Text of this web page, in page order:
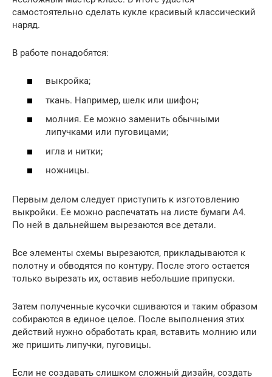
самостоятельно сделать кукле красивый классический
наряд.
В работе понадобятся:
выкройка;
ткань. Например, шелк или шифон;
молния. Ее можно заменить обычными
липучками или пуговицами;
игла и нитки;
ножницы.
Первым делом следует приступить к изготовлению
выкройки. Ее можно распечатать на листе бумаги А4.
По ней в дальнейшем вырезаются все детали.
Все элементы схемы вырезаются, прикладываются к
полотну и обводятся по контуру. После этого остается
только вырезать их, оставив небольшие припуски.
Затем полученные кусочки сшиваются и таким образом
собираются в единое целое. После выполнения этих
действий нужно обработать края, вставить молнию или
же пришить липучки, пуговицы.
Если не создавать слишком сложный дизайн, создать